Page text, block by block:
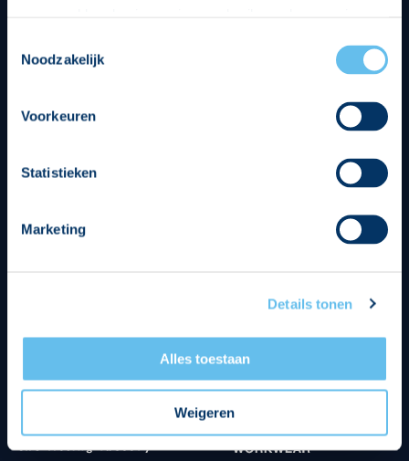
op een veilige en integere wijze. Je kunt je toestemming
beheren op de privacy- en cookieverklaring pagina.
Noodzakelijk
Voorkeuren
Statistieken
Marketing
Details tonen
Alles toestaan
Weigeren
Divisie partners